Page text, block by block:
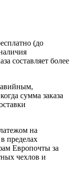
(до
составляет более
сумма заказа
на
пределах
Европочты за
чехлов и